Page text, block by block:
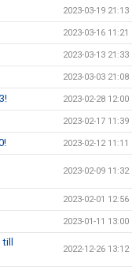
2023-03-19 21:13
2023-03-16 11:21
2023-03-13 21:33
2023-03-03 21:08
2023-02-28 12:00
2023-02-17 11:39
2023-02-12 11:11
2023-02-09 11:32
2023-02-01 12:56
2023-01-11 13:00
2022-12-26 13:12